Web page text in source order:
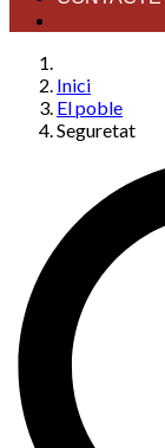
Inici
El poble
Seguretat